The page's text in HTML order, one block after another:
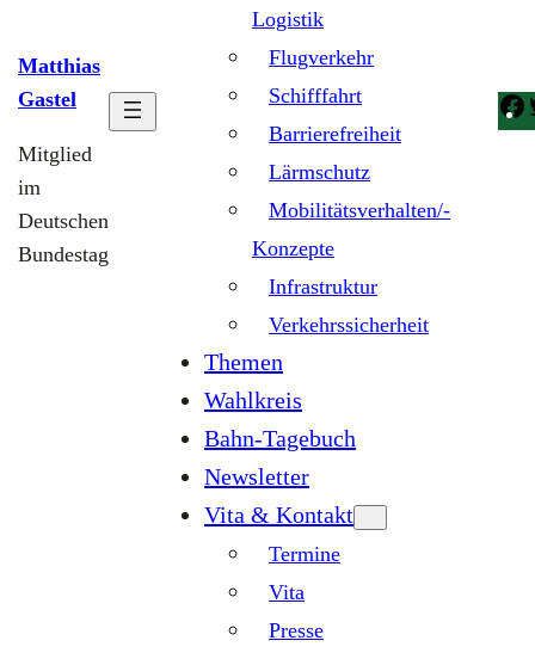
Matthias
Gastel
Mitglied
im
Deutschen
Bundestag
Logistik
Flugverkehr
Schifffahrt
Barrierefreiheit
Lärmschutz
Mobilitätsverhalten/-
Konzepte
Infrastruktur
Verkehrssicherheit
Themen
Wahlkreis
Bahn-Tagebuch
Newsletter
Vita & Kontakt
Termine
Vita
Presse